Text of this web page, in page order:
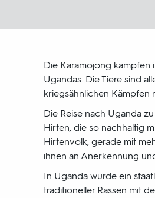
Die Karamojong kämpfen
Ugandas. Die Tiere sind
kriegsähnlichen
Die Reise nach Uganda
Hirten, die so nachhaltig
Hirtenvolk, gerade mit
ihnen an Anerkennung
In Uganda wurde ein
traditioneller Rassen mit